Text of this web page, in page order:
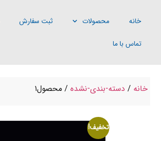
خانه محصولات ثبت سفارش
تماس با ما
خانه / دسته-بندی-نشده / محصول۱
تخفیف!